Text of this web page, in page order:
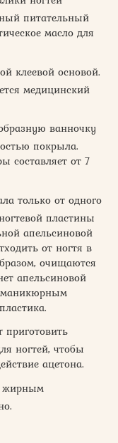
питательный
масло для
клеевой основой.
медицинский
ванночку
покрыла.
составляет от 7
только от одного
пластины
апельсиновой
от ногтя в
очищаются
апельсиновой
маникюрным
приготовить
ногтей, чтобы
ацетона.
жирным